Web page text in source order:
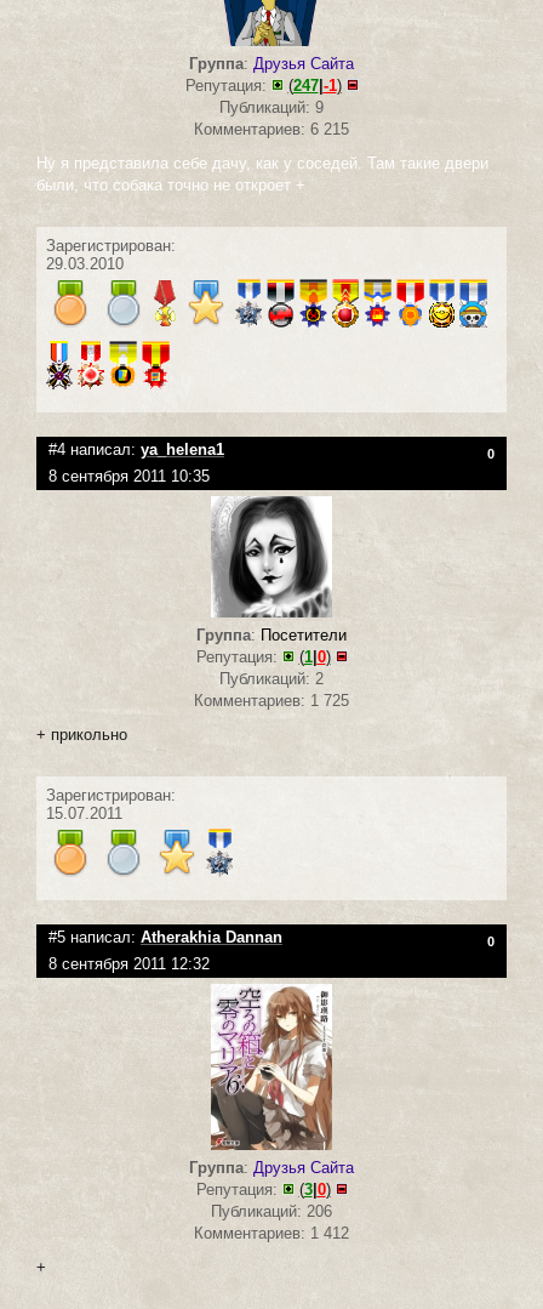
Группа: Друзья Сайта
Репутация:
(247| -1)
Публикаций: 9
Комментариев: 6 215
Ну я представила себе дачу, как у соседей. Там такие двери
были, что собака точно не откроет +
Зарегистрирован:
29.03.2010
#4 написал: ya_helena1 0
8 сентября 2011 10:35
Группа: Посетители
Репутация:
(1| 0)
Публикаций: 2
Комментариев: 1 725
+ прикольно
Зарегистрирован:
15.07.2011
#5 написал: Atherakhia Dannan 0
8 сентября 2011 12:32
Группа: Друзья Сайта
Репутация:
(3| 0)
Публикаций: 206
Комментариев: 1 412
+